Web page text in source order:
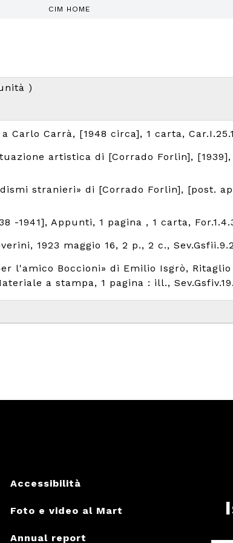
CIM HOME
)
Carlo Carrà, [1948 circa], 1 carta, Car.I.25.1
artistica di [Corrado Forlin],
stranieri» di [Corrado Forlin], [post.
-1941], Appunti, 1 pagina , 1 carta,
1923 maggio 16, 2 p., 2 c., Sev.Gsfii.9.2
l'amico Boccioni» di Emilio Isgrò,
a stampa, 1 pagina : ill.,
Accessibilità
Foto e video al Mart
Annual report